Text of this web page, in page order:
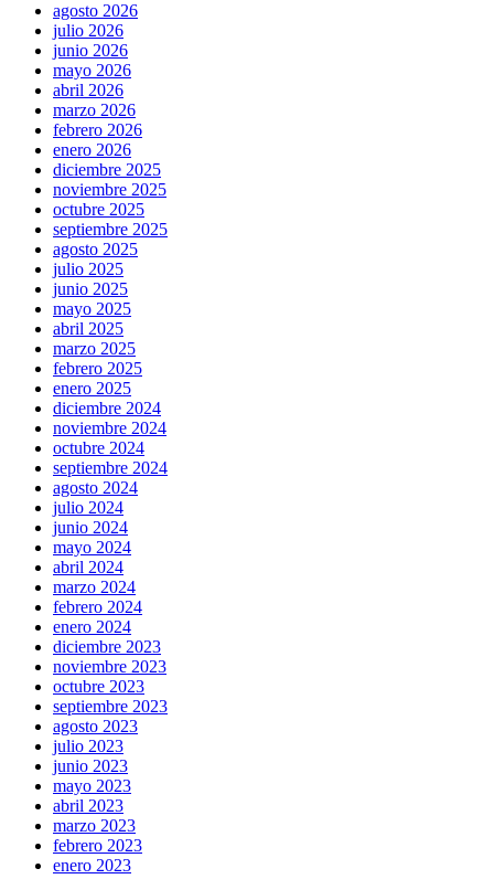
agosto 2026
julio 2026
junio 2026
mayo 2026
abril 2026
marzo 2026
febrero 2026
enero 2026
diciembre 2025
noviembre 2025
octubre 2025
septiembre 2025
agosto 2025
julio 2025
junio 2025
mayo 2025
abril 2025
marzo 2025
febrero 2025
enero 2025
diciembre 2024
noviembre 2024
octubre 2024
septiembre 2024
agosto 2024
julio 2024
junio 2024
mayo 2024
abril 2024
marzo 2024
febrero 2024
enero 2024
diciembre 2023
noviembre 2023
octubre 2023
septiembre 2023
agosto 2023
julio 2023
junio 2023
mayo 2023
abril 2023
marzo 2023
febrero 2023
enero 2023